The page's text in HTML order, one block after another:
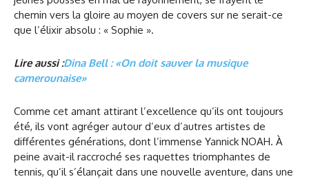
chemin vers la gloire au moyen de covers sur ne serait-ce
que l’élixir absolu : « Sophie ».
Lire aussi :Dina Bell : «On doit sauver la musique
camerounaise»
Comme cet amant attirant l’excellence qu’ils ont toujours
été, ils vont agréger autour d’eux d’autres artistes de
différentes générations, dont l’immense Yannick NOAH. À
peine avait-il raccroché ses raquettes triomphantes de
tennis, qu’il s’élançait dans une nouvelle aventure, dans une